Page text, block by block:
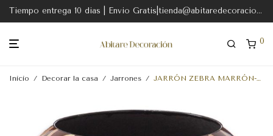
Tiempo entrega 10 dias | Envio Gratis|tienda@abitaredecoracion.com
0
Inicio / Decorar la casa / Jarrones / JARRÓN ZEBRA MARRÓN-ORO CERÁMICA 27 X 27 X 23 CM